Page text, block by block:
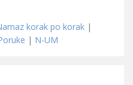
korak po korak |
| N-UM